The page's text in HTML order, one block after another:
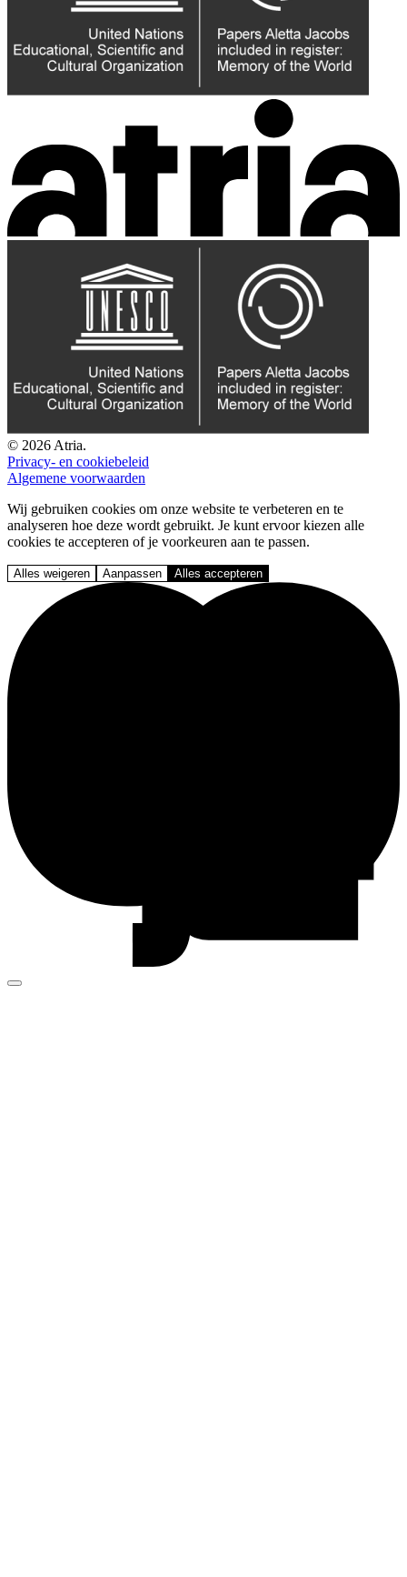
© 2026 Atria.
Privacy- en cookiebeleid
Algemene voorwaarden
Wij gebruiken cookies om onze website te verbeteren en te
analyseren hoe deze wordt gebruikt. Je kunt ervoor kiezen alle
cookies te accepteren of je voorkeuren aan te passen.
Alles weigeren Aanpassen Alles accepteren